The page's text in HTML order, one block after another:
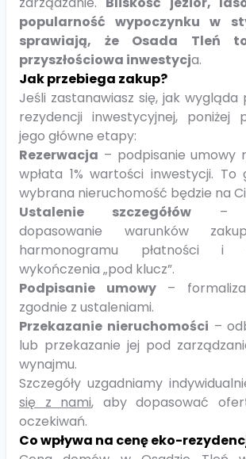
popularność wypoczynku w
sprawiają, że Osada Tleń
przyszłościowa inwestycja.
Jak przebiega zakup?
Jeśli zastanawiasz się, jak wygląda
rezydencji inwestycyjnej, poniżej
jego główne etapy:
Rezerwacja – podpisanie umowy
wpłata 1% wartości inwestycji. To
wybrana nieruchomość będzie na
Ustalenie szczegółów –
dopasowanie warunków
harmonogramu płatności i
wykończenia „pod klucz”.
Podpisanie umowy–
zgodnie z ustaleniami.
Przekazanie nieruchomości –
lub przekazanie jej pod
wynajmu.
Szczegóły uzgadniamy
się z nami, aby dopasować
oczekiwań.
Co wpływa na cenę eko-